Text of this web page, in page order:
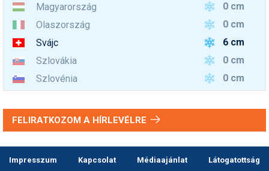
Magyarország
0 cm
Olaszország
0 cm
Svájc
6 cm
Szlovákia
0 cm
Szlovénia
0 cm
FELIRATKOZOM A HÍRLEVÉLRE
Impresszum Kapcsolat Médiaajánlat
Látogatottság